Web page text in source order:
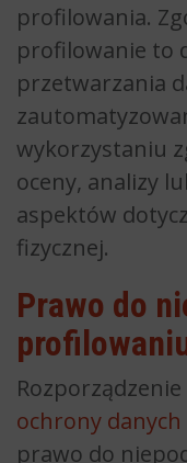
profilowania.
profilowanie to
przetwarzania
wykorzystaniu
oceny, analizy
aspektów
fizycznej.
Prawo do
ochrony
prawo do